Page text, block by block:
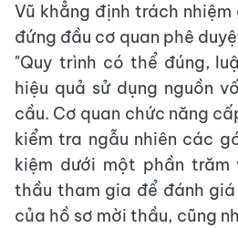
Vũ khẳng định trách
đứng đầu cơ quan phê
"Quy trình có thể đúng,
hiệu quả sử dụng nguồn
cầu. Cơ quan chức năng
kiểm tra ngẫu nhiên các
kiệm dưới một phần
thầu tham gia để đánh
của hồ sơ mời thầu, cũng